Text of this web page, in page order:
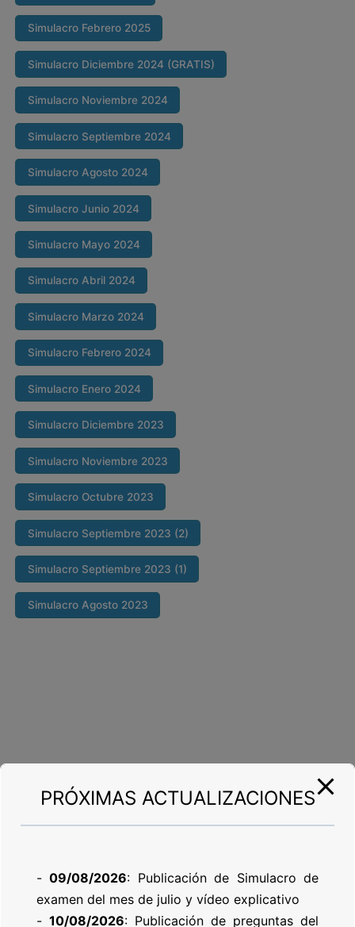
Simulacro Febrero 2025
Simulacro Diciembre 2024 (GRATIS)
Simulacro Noviembre 2024
Simulacro Septiembre 2024
Simulacro Agosto 2024
Simulacro Junio 2024
Simulacro Mayo 2024
Simulacro Abril 2024
Simulacro Marzo 2024
Simulacro Febrero 2024
Simulacro Enero 2024
Simulacro Diciembre 2023
Simulacro Noviembre 2023
Simulacro Octubre 2023
Simulacro Septiembre 2023 (2)
Simulacro Septiembre 2023 (1)
Simulacro Agosto 2023
PRÓXIMAS ACTUALIZACIONES
-09/08/2026: Publicación de Simulacro de
examen del mes de julio y vídeo explicativo
- 10/08/2026: Publicación de preguntas del